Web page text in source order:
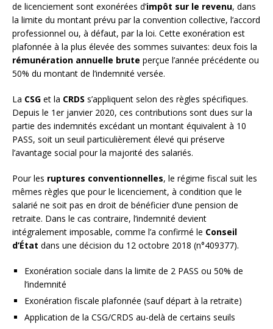
de licenciement sont exonérées d’impôt sur le revenu, dans
la limite du montant prévu par la convention collective, l’accord
professionnel ou, à défaut, par la loi. Cette exonération est
plafonnée à la plus élevée des sommes suivantes: deux fois la
rémunération annuelle brute perçue l’année précédente ou
50% du montant de l’indemnité versée.
La CSG et la CRDS s’appliquent selon des règles spécifiques.
Depuis le 1er janvier 2020, ces contributions sont dues sur la
partie des indemnités excédant un montant équivalent à 10
PASS, soit un seuil particulièrement élevé qui préserve
l’avantage social pour la majorité des salariés.
Pour les ruptures conventionnelles, le régime fiscal suit les
mêmes règles que pour le licenciement, à condition que le
salarié ne soit pas en droit de bénéficier d’une pension de
retraite. Dans le cas contraire, l’indemnité devient
intégralement imposable, comme l’a confirmé le Conseil
d’État dans une décision du 12 octobre 2018 (n°409377).
Exonération sociale dans la limite de 2 PASS ou 50% de
l’indemnité
Exonération fiscale plafonnée (sauf départ à la retraite)
Application de la CSG/CRDS au-delà de certains seuils